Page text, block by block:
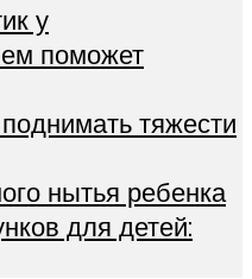
у
поможет
тяжести
нытья ребенка
для детей: